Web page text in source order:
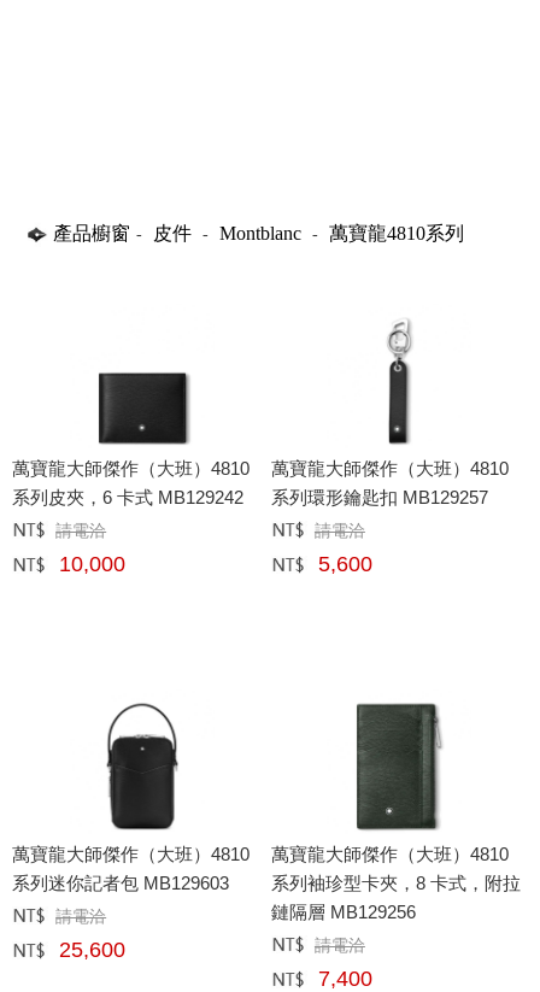
產品櫥窗 - 皮件 - Montblanc - 萬寶龍4810系列
萬寶龍大師傑作（大班）4810
系列皮夾，6 卡式 MB129242
定價﹕請電洽
網購﹕ 10,000
萬寶龍大師傑作（大班）4810
系列環形鑰匙扣 MB129257
定價﹕ 請電洽
網購﹕ 5,600
萬寶龍大師傑作（大班）4810
系列迷你記者包 MB129603
定價﹕請電洽
網購﹕ 25,600
萬寶龍大師傑作（大班）4810
系列袖珍型卡夾，8 卡式，附拉
鏈隔層 MB129256
定價﹕ 請電洽
網購﹕ 7,400